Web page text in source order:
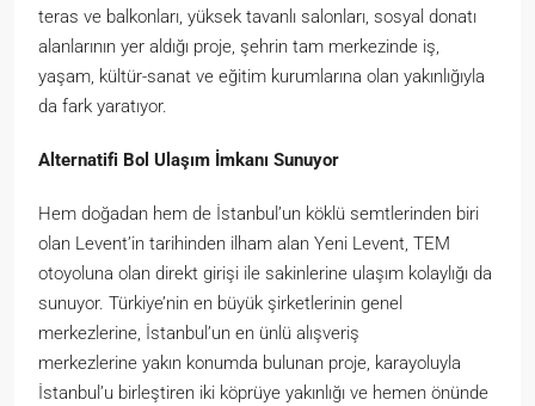
teras ve balkonları, yüksek tavanlı salonları, sosyal donatı
alanlarının yer aldığı proje, şehrin tam merkezinde iş,
yaşam, kültür-sanat ve eğitim kurumlarına olan yakınlığıyla
da fark yaratıyor.
Alternatifi Bol Ulaşım İmkanı Sunuyor
Hem doğadan hem de İstanbul’un köklü semtlerinden biri
olan Levent’in tarihinden ilham alan Yeni Levent, TEM
otoyoluna olan direkt girişi ile sakinlerine ulaşım kolaylığı da
sunuyor. Türkiye’nin en büyük şirketlerinin genel
merkezlerine, İstanbul’un en ünlü alışveriş
merkezlerine yakın konumda bulunan proje, karayoluyla
İstanbul’u birleştiren iki köprüye yakınlığı ve hemen önünde